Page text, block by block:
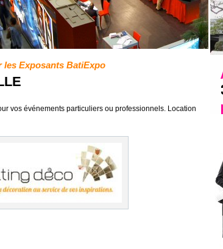
les Exposants BatiExpo
vos événements particuliers ou professionnels. Location